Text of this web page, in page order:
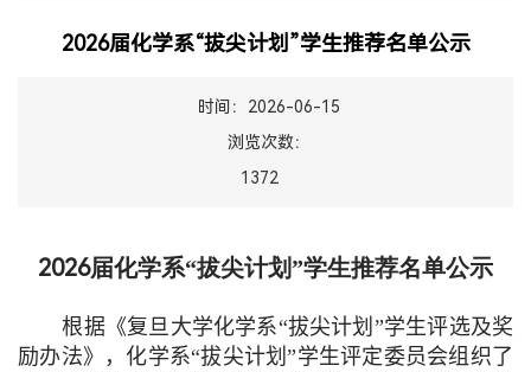
2026届化学系“拔尖计划”学生推荐名单公示
时间：2026-06-15
浏览次数：
1372
2026届化学系“拔尖计划”学生推荐名单公示
根据《复旦大学化学系“拔尖计划”学生评选及奖
励办法》 ，化学系“拔尖计划”学生评定委员会组织了